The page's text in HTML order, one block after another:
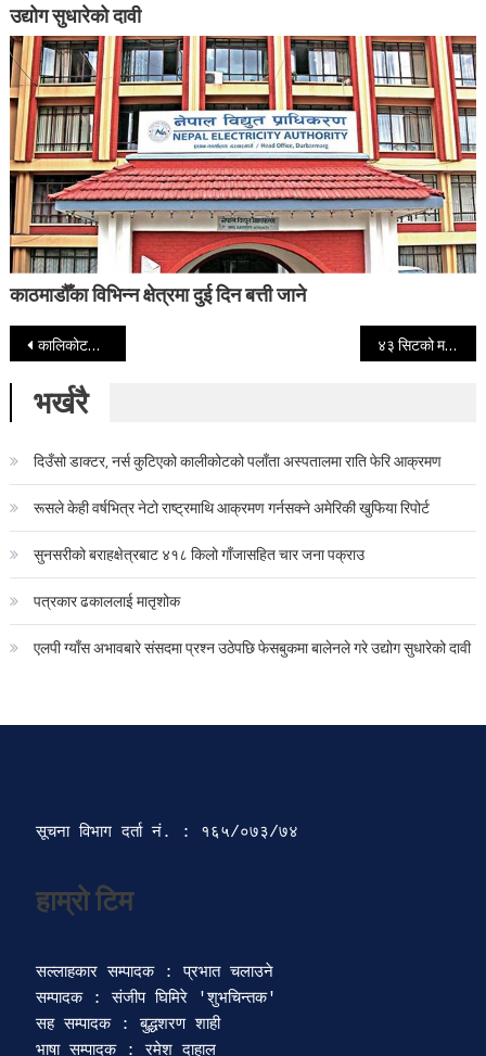
उद्योग सुधारेको दावी
काठमाडौँका विभिन्न क्षेत्रमा दुई दिन बत्ती जाने
Post navigation
कालिकोटमा महेन्द्र शाहीको ह्याट्रिक, १८ वर्षपछि ‘ब्यालेट’मा फर्किएका प्रकाण्डको लज्जास्पद हार ४३ सिटको मतपरिणाम आउँदा कहाँ कसले जिते ?
भर्खरै
दिउँसो डाक्टर, नर्स कुटिएको कालीकोटको पलाँता अस्पतालमा राति फेरि आक्रमण
रूसले केही वर्षभित्र नेटो राष्ट्रमाथि आक्रमण गर्नसक्ने अमेरिकी खुफिया रिपोर्ट
सुनसरीको बराहक्षेत्रबाट ४१८ किलो गाँजासहित चार जना पक्राउ
पत्रकार ढकाललाई मातृशोक
एलपी ग्याँस अभावबारे संसदमा प्रश्न उठेपछि फेसबुकमा बालेनले गरे उद्योग सुधारेको दावी
सूचना विभाग दर्ता‍ नं. : १६५/०७३/७४
हाम्रो टिम
सल्लाहकार सम्पादक : प्रभात चलाउने
सम्पादक : संजीप घिमिरे 'शुभचिन्तक'
सह सम्पादक : बुद्धशरण शाही
भाषा सम्पादक : रमेश दाहाल